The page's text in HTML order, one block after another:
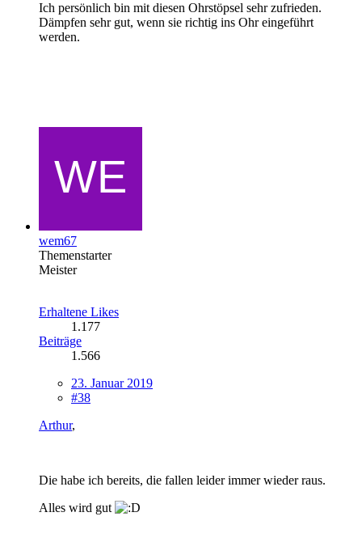
Ich persönlich bin mit diesen Ohrstöpsel sehr zufrieden.
Dämpfen sehr gut, wenn sie richtig ins Ohr eingeführt
werden.
wem67
Themenstarter
Meister
Erhaltene Likes
1.177
Beiträge
1.566
23. Januar 2019
#38
Arthur,
Die habe ich bereits, die fallen leider immer wieder raus.
Alles wird gut